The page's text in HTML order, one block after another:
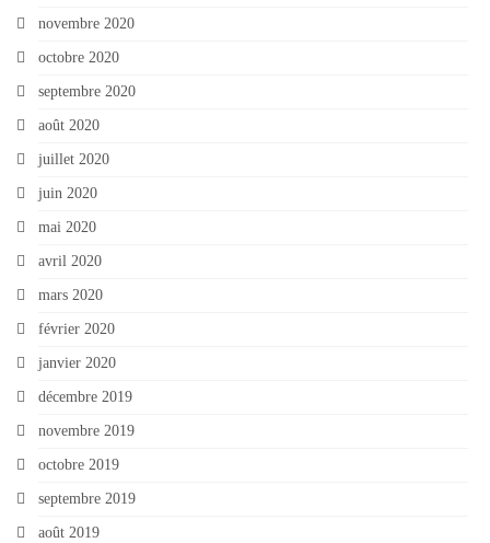
novembre 2020
octobre 2020
septembre 2020
août 2020
juillet 2020
juin 2020
mai 2020
avril 2020
mars 2020
février 2020
janvier 2020
décembre 2019
novembre 2019
octobre 2019
septembre 2019
août 2019